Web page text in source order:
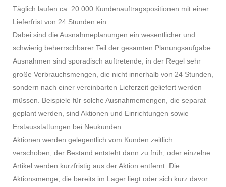
Täglich laufen ca. 20.000 Kundenauftragspositionen mit einer
Lieferfrist von 24 Stunden ein.
Dabei sind die Ausnahmeplanungen ein wesentlicher und
schwierig beherrschbarer Teil der gesamten Planungsaufgabe.
Ausnahmen sind sporadisch auftretende, in der Regel sehr
große Verbrauchsmengen, die nicht innerhalb von 24 Stunden,
sondern nach einer vereinbarten Lieferzeit geliefert werden
müssen. Beispiele für solche Ausnahmemengen, die separat
geplant werden, sind Aktionen und Einrichtungen sowie
Erstausstattungen bei Neukunden:
Aktionen werden gelegentlich vom Kunden zeitlich
verschoben, der Bestand entsteht dann zu früh, oder einzelne
Artikel werden kurzfristig aus der Aktion entfernt. Die
Aktionsmenge, die bereits im Lager liegt oder sich kurz davor